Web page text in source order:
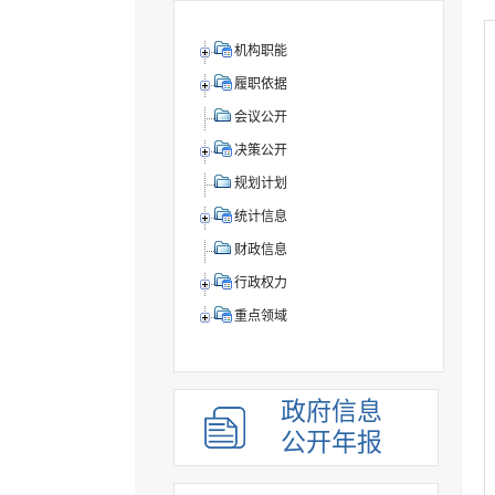
机构职能
履职依据
会议公开
决策公开
规划计划
统计信息
财政信息
行政权力
重点领域
政府信息
公开年报